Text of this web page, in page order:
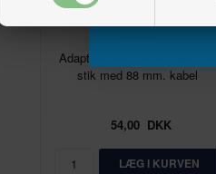
Adapterkabel, 18-pol. Next18-
stik med 88 mm. kabel
54,00DKK